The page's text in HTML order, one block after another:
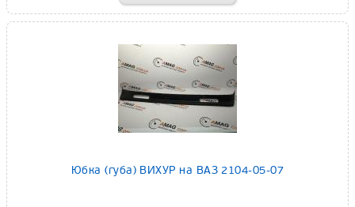
Юбка (губа) ВИХУР на ВАЗ 2104-05-07